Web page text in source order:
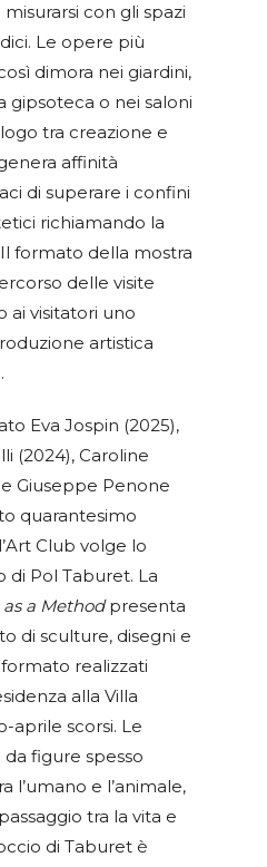
con gli spazi
Le opere più
dimora nei giardini,
gipsoteca o nei saloni
tra creazione e
affinità
di superare i confini
richiamando la
formato della mostra
delle visite
ai visitatori uno
artistica
Eva Jospin (2025),
(2024), Caroline
Giuseppe Penone
quarantesimo
Club volge lo
di Pol Taburet. La
a Methodpresenta
di sculture, disegni e
realizzati
alla Villa
aprile scorsi. Le
figure spesso
l’umano e l’animale,
tra la vita e
di Taburet è